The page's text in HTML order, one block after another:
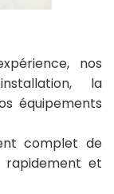
nos
la
équipements
complet de
rapidement et